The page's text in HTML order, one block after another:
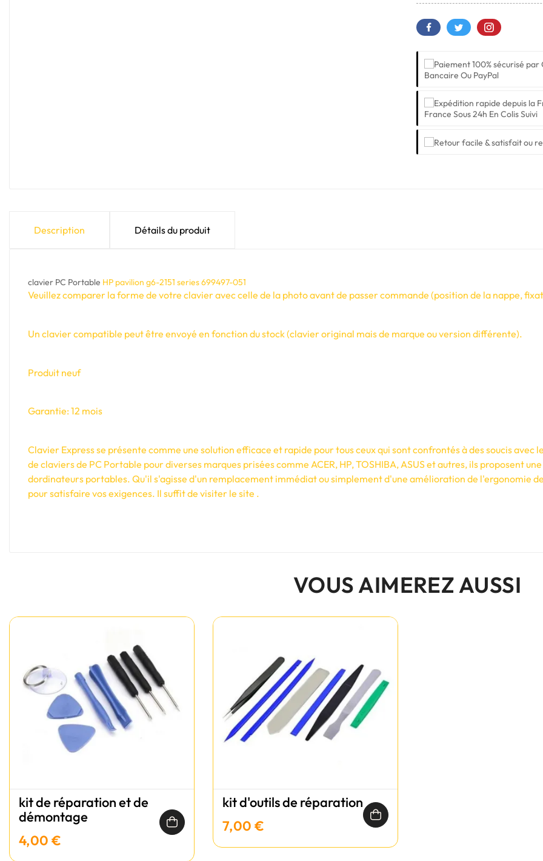
Bancaire Ou PayPal
France Sous 24h En Colis Suivi
Description Détails du produit
clavier PC Portable HP pavilion g6-2151 series 699497-051
Veuillez comparer la forme de votre clavier avec celle de la photo avant de passer commande (position de la nappe,
Un clavier compatible peut être envoyé en fonction du stock (clavier original mais de marque ou version différente).
Produit neuf
Garantie: 12 mois
Clavier Express se présente comme une solution efficace et rapide pour tous ceux qui sont confrontés à des soucis
de claviers de PC Portable pour diverses marques prisées comme ACER, HP, TOSHIBA, ASUS et autres, ils proposent
dordinateurs portables. Qu'il s'agisse d'un remplacement immédiat ou simplement d'une amélioration de l'ergonomie
pour satisfaire vos exigences. Il suffit de visiter le site .
VOUS AIMEREZ AUSSI
kit de réparation et de
démontage
4,00 €
kit d'outils de réparation
7,00 €